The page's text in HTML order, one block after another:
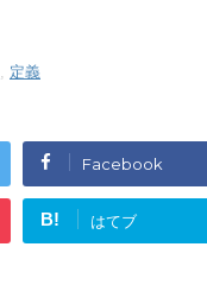
, 定義
Facebook
B! はてブ